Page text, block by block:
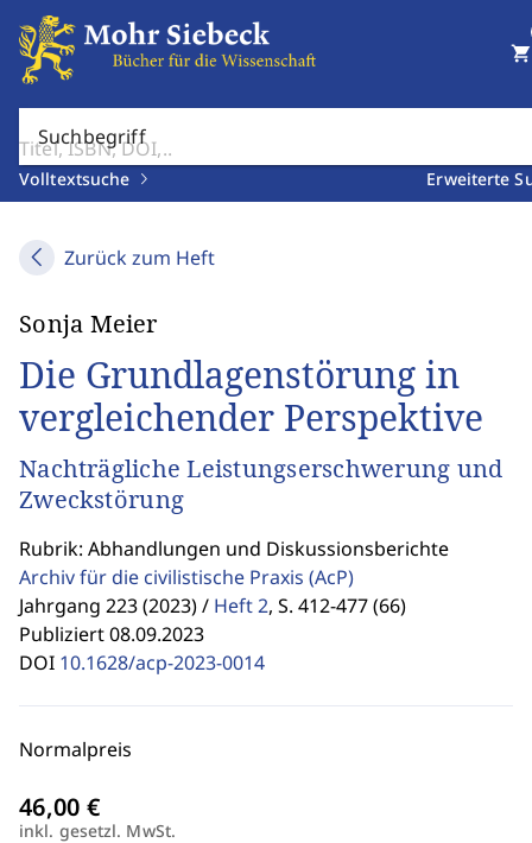
Suchbegriff
Volltextsuche Erweiterte
shopping_cart
Zurück zum Heft
Sonja Meier
Die Grundlagenstörung in
vergleichender Perspektive
Nachträgliche Leistungserschwerung und
Zweckstörung
Rubrik: Abhandlungen und Diskussionsberichte
Archiv für die civilistische Praxis (AcP)
Jahrgang 223 (2023) / Heft 2, S. 412-477 (66)
Publiziert 08.09.2023
DOI 10.1628/acp-2023-0014
Normalpreis
inkl. gesetzl. MwSt.